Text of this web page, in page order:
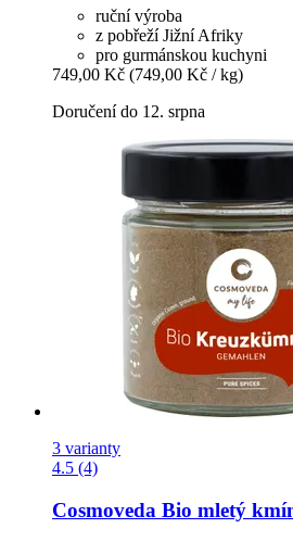
ruční výroba
z pobřeží Jižní Afriky
pro gurmánskou kuchyni
749,00 Kč (749,00 Kč / kg)
Doručení do 12. srpna
3 varianty
4.5 (4)
Cosmoveda Bio mletý